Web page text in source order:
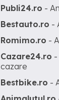
Publi24.ro -
Bestauto.ro -
Romimo.ro -
Cazare24.ro -
cazare
Bestbike.ro -